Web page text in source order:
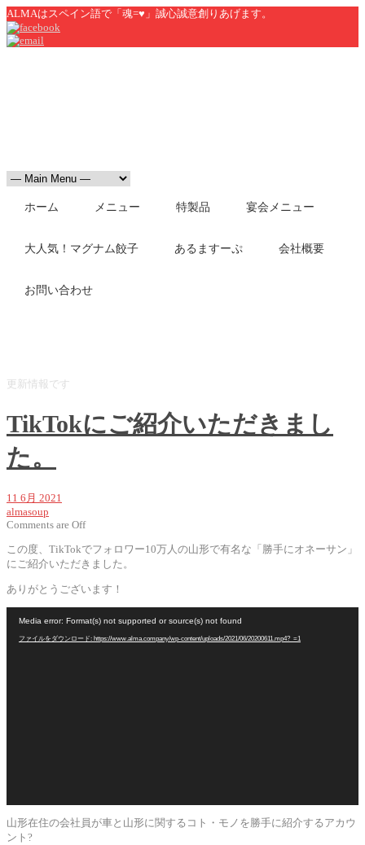
ALMAはスペイン語で「魂=♥」誠心誠意創りあげます。
ホーム メニュー 特製品 宴会メニュー
大人気！マグナム餃子 あるますーぷ 会社概要
お問い合わせ
更新情報です
TikTokにご紹介いただきまし
た。
11 6月 2021
almasoup
Comments are Off
この度、TikTokでフォロワー10万人の山形で有名な「勝手にオネーサン」
にご紹介いただきました。
ありがとうございます！
Media error: Format(s) not supported or source(s) not found
ファイルをダウンロード: https://www.alma.company/wp-content/uploads/2021/06/20200611.mp4?_=1
山形在住の会社員が車と山形に関するコト・モノを勝手に紹介するアカウ
ント?